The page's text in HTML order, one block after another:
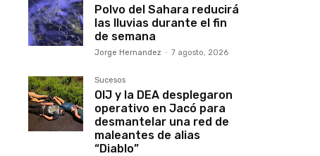
Polvo del Sahara reducirá
las lluvias durante el fin
de semana
Jorge Hernandez - 7 agosto, 2026
Sucesos
OIJ y la DEA desplegaron
operativo en Jacó para
desmantelar una red de
maleantes de alias
“Diablo”